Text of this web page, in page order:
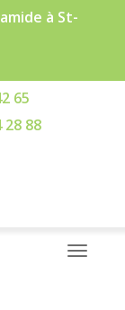
à St-
65
28 88
Toggle